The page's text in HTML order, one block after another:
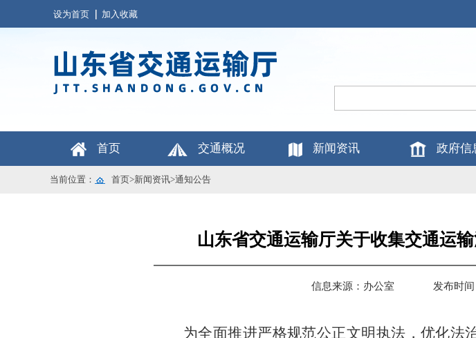
设为首页 加入收藏
首页 交通概况 新闻资讯 政府信
当前位置： 首页>新闻资讯>通知公告
山东省交通运输厅关于收集交通运
信息来源：办公室 发布时
为全面推进严格规范公正文明执法， 优化法